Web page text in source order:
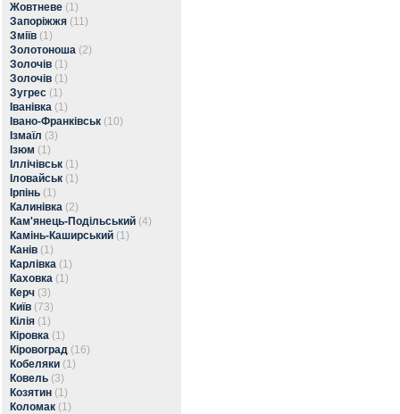
Жовтневе (1)
Запоріжжя (11)
Зміїв (1)
Золотоноша (2)
Золочів (1)
Золочів (1)
Зугрес (1)
Іванівка (1)
Івано-Франківськ (10)
Ізмаїл (3)
Ізюм (1)
Іллічівськ (1)
Іловайськ (1)
Ірпінь (1)
Калинівка (2)
Кам'янець-Подільський (4)
Камінь-Каширський (1)
Канів (1)
Карлівка (1)
Каховка (1)
Керч (3)
Київ (73)
Кілія (1)
Кіровка (1)
Кіровоград (16)
Кобеляки (1)
Ковель (3)
Козятин (1)
Коломак (1)